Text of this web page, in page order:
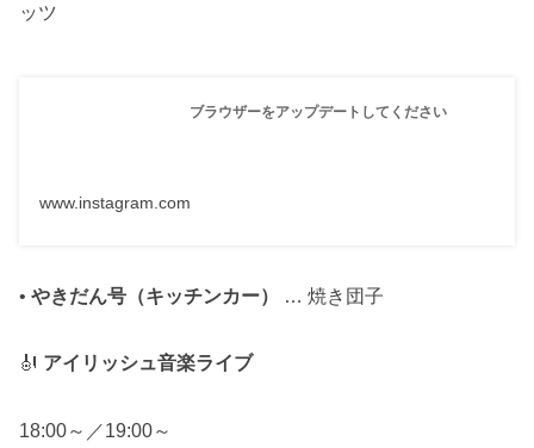
ッツ
ブラウザーをアップデートしてください
www.instagram.com
• やきだん号（キッチンカー） … 焼き団子
🎻 アイリッシュ音楽ライブ
18:00～／19:00～